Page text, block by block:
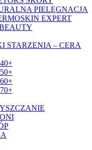
PIELĘGNACJA
EXPERT
STARZENIA – CERA